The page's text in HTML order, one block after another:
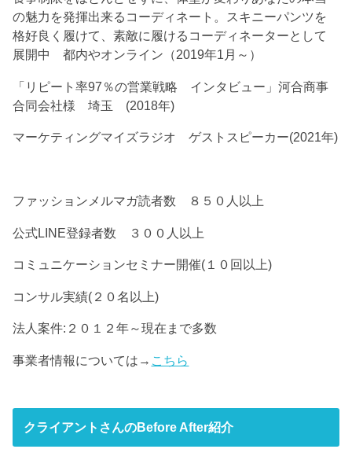
の魅力を発揮出来るコーディネート。スキニーパンツを
格好良く履けて、素敵に履けるコーディネーターとして
展開中 都内やオンライン（2019年1月～）
「リピート率97％の営業戦略 インタビュー」河合商事
合同会社様 埼玉 (2018年)
マーケティングマイズラジオ ゲストスピーカー(2021年)
ファッションメルマガ読者数 ８５０人以上
公式LINE登録者数 ３００人以上
コミュニケーションセミナー開催(１０回以上)
コンサル実績(２０名以上)
法人案件:２０１２年～現在まで多数
事業者情報については→ こちら
クライアントさんのBefore After紹介